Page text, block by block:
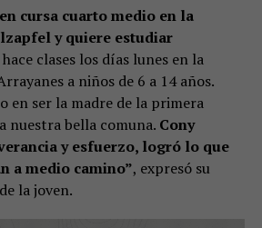
cursa cuarto medio en la
y quiere estudiar
clases los días lunes en la
a niños de 6 a 14 años.
en ser la madre de la primera
nuestra bella comuna. Cony
y esfuerzo, logró lo que
a medio camino”, expresó su
la joven.